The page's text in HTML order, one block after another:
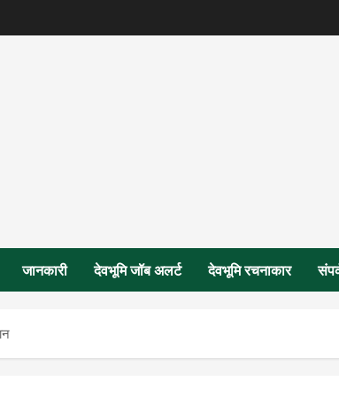
जानकारी देवभूमि जॉब अलर्ट देवभूमि रचनाकार